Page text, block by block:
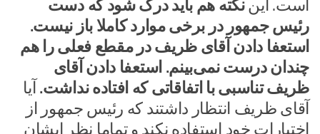
است. ایننکته هم باید درک شود که دست
رئیس جمهور در برخی موارد کاملا باز نیست.
استعفا دادن آقای ظریف در مقطع فعلی را هم
چندان درست نمی‌بینم. استعفا دادن آقای
ظریف تناسبی با اتفاقاتی که افتاده نداشت. آیا
آقای ظریف انتظار داشتند که رئیس جمهور از
اختیارات خود استفاده نکند و تماما نظر ایشان